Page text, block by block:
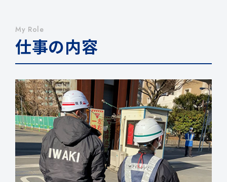
My Role
仕事の内容